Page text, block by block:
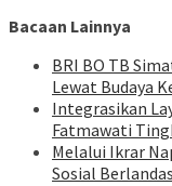
Bacaan Lainnya
​BRI BO TB
Lewat Budaya
​Integrasikan
Fatmawati
Melalui Ikrar
Sosial